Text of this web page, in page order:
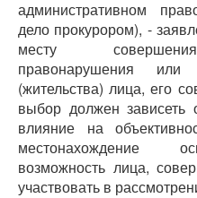
административном
дело прокурором), -
месту
правонарушения
(жительства) лица, его
выбор должен зависеть
влияние на
местонахождение
возможность лица,
участвовать в